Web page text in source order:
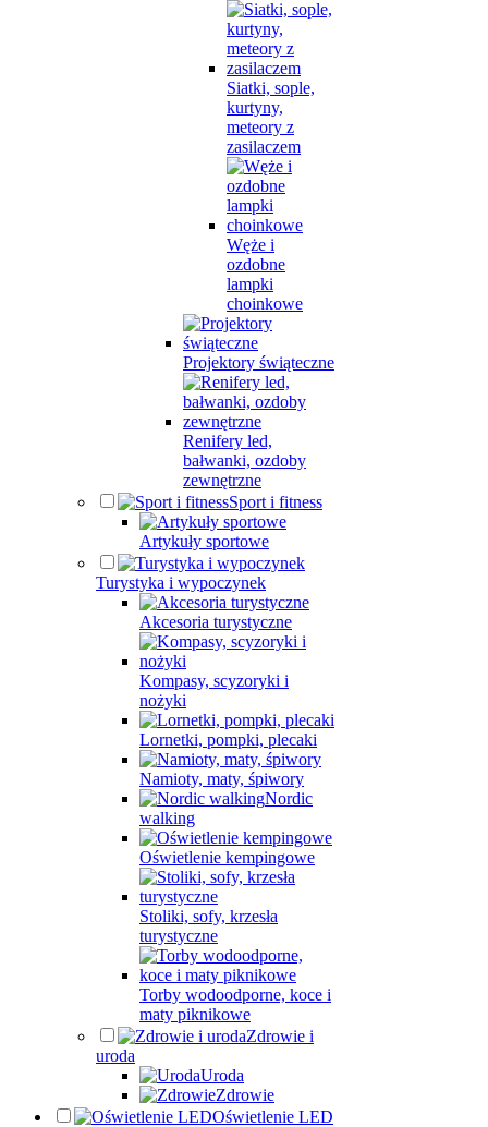
Siatki, sople,
kurtyny,
meteory z
zasilaczem
Węże i
ozdobne
lampki
choinkowe
Projektory świąteczne
Renifery led,
bałwanki, ozdoby
zewnętrzne
Sport i fitness
Artykuły sportowe
Turystyka i wypoczynek
Akcesoria turystyczne
Kompasy, scyzoryki i
nożyki
Lornetki, pompki, plecaki
Namioty, maty, śpiwory
Nordic
walking
Oświetlenie kempingowe
Stoliki, sofy, krzesła
turystyczne
Torby wodoodporne, koce i
maty piknikowe
Zdrowie i
uroda
Uroda
Zdrowie
Oświetlenie LED